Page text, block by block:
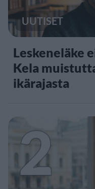
UUTISET
Leskeneläke
Kela
ikärajasta
2